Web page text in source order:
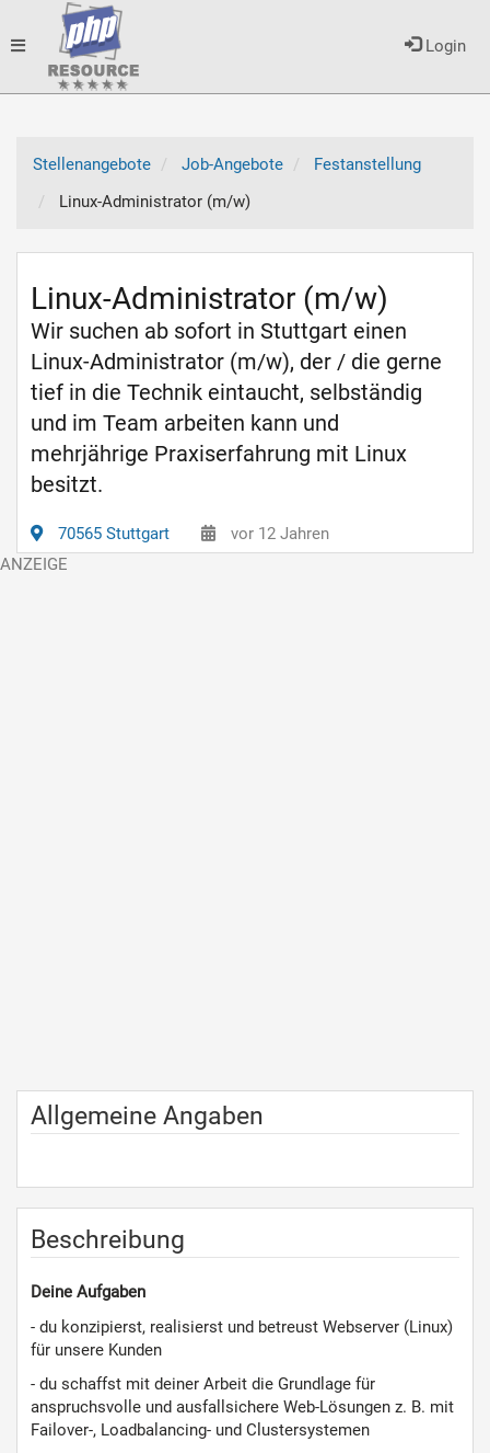
Login
Toggle
Stellenangebote
Job-Angebote
Festanstellung
Linux-Administrator (m/w)
Linux-Administrator (m/w)
Wir suchen ab sofort in Stuttgart einen
Linux-Administrator (m/w), der / die gerne
tief in die Technik eintaucht, selbständig
und im Team arbeiten kann und
mehrjährige Praxiserfahrung mit Linux
besitzt.
70565 Stuttgart vor 12 Jahren
Allgemeine Angaben
Beschreibung
Deine Aufgaben
- du konzipierst, realisierst und betreust Webserver (Linux)
für unsere Kunden
- du schaffst mit deiner Arbeit die Grundlage für
anspruchsvolle und ausfallsichere Web-Lösungen z. B. mit
Failover-, Loadbalancing- und Clustersystemen